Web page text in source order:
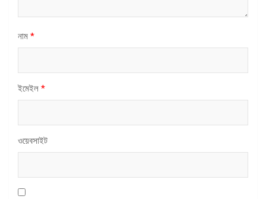
নাম *
ইমেইল *
ওয়েবসাইট